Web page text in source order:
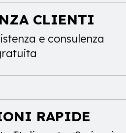
CLIENTI
e consulenza
RAPIDE